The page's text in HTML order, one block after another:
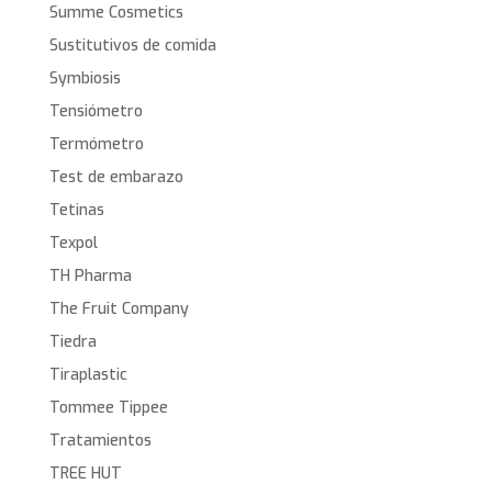
Summe Cosmetics
Sustitutivos de comida
Symbiosis
Tensiómetro
Termómetro
Test de embarazo
Tetinas
Texpol
TH Pharma
The Fruit Company
Tiedra
Tiraplastic
Tommee Tippee
Tratamientos
TREE HUT